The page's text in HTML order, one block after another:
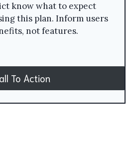
know what to expect
this plan. Inform users
not features.
To Action